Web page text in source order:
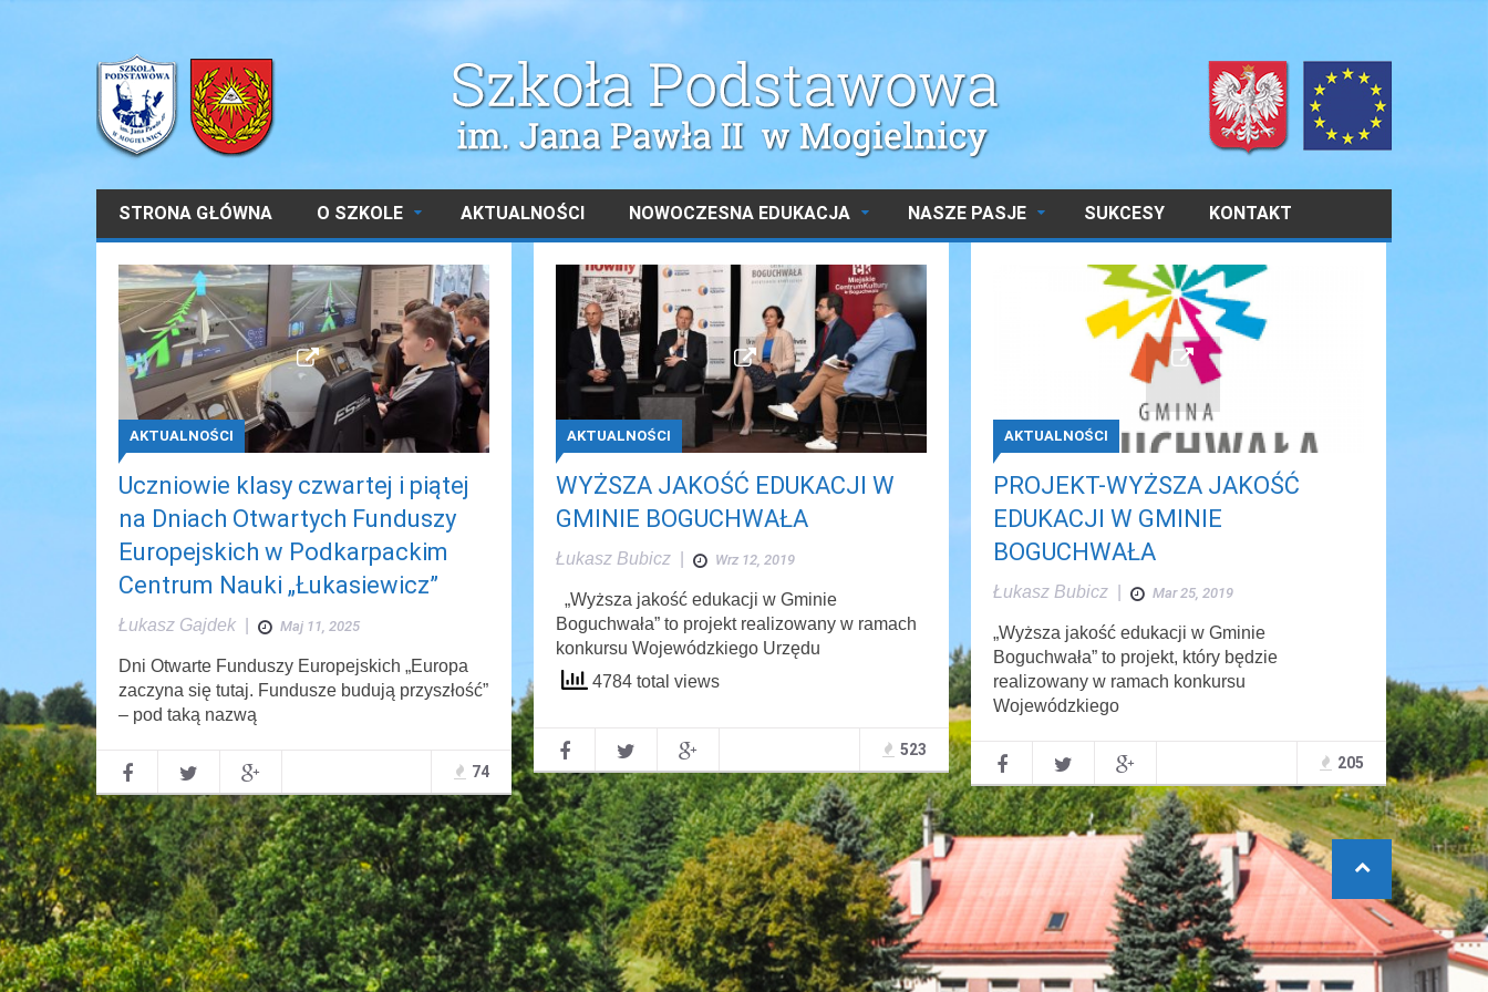
STRONA GŁÓWNA O SZKOLE AKTUALNOŚCI NOWOCZESNA EDUKACJA NASZE PASJE SUKCESY KONTAKT
AKTUALNOŚCI
Uczniowie klasy czwartej i piątej
na Dniach Otwartych Funduszy
Europejskich w Podkarpackim
Centrum Nauki „Łukasiewicz”
Łukasz Gajdek Maj 11, 2025
Dni Otwarte Funduszy Europejskich „Europa
zaczyna się tutaj. Fundusze budują przyszłość”
– pod taką nazwą
74
AKTUALNOŚCI
WYŻSZA JAKOŚĆ EDUKACJI W
GMINIE BOGUCHWAŁA
Łukasz Bubicz Wrz 12, 2019
„Wyższa jakość edukacji w Gminie
Boguchwała” to projekt realizowany w ramach
konkursu Wojewódzkiego Urzędu
4784 total views
523
AKTUALNOŚCI
PROJEKT-WYŻSZA JAKOŚĆ
EDUKACJI W GMINIE
BOGUCHWAŁA
Łukasz Bubicz Mar 25, 2019
„Wyższa jakość edukacji w Gminie
Boguchwała” to projekt, który będzie
realizowany w ramach konkursu
Wojewódzkiego
205